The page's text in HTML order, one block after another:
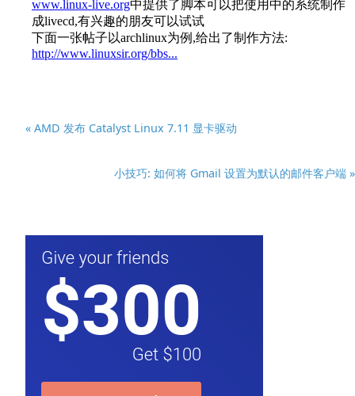
« AMD 发布 Catalyst Linux 7.11 显卡驱动
小技巧: 如何将 Gmail 设置为默认的邮件客户端 »